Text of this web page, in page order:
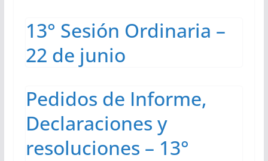
13° Sesión Ordinaria –
22 de junio
Pedidos de Informe,
Declaraciones y
resoluciones – 13°